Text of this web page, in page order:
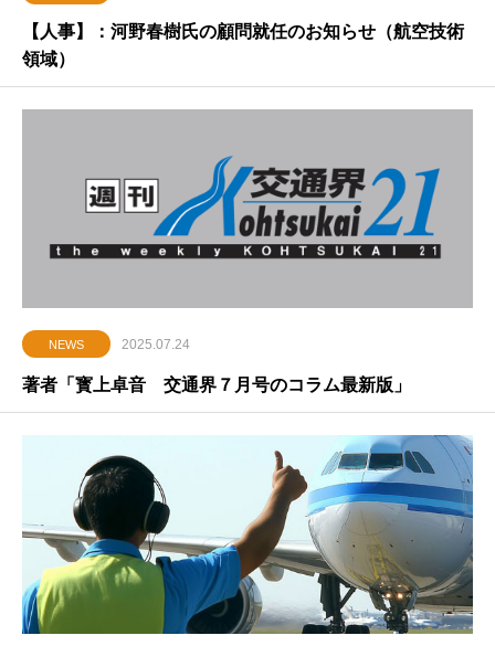
【人事】：河野春樹氏の顧問就任のお知らせ（航空技術
領域）
NEWS 2025.07.24
著者「寳上卓音 交通界７月号のコラム最新版」